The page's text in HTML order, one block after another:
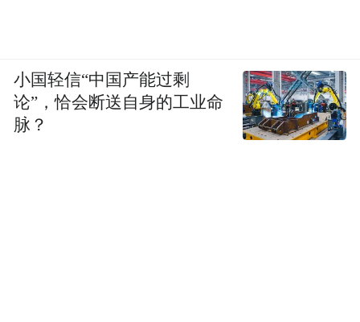
小国轻信“中国产能过剩
论”，恰会断送自身的工业命
脉？